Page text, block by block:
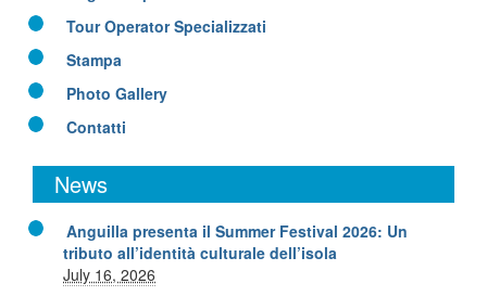
Tour Operator Specializzati
Stampa
Photo Gallery
Contatti
News
Anguilla presenta il Summer Festival 2026: Un
tributo all’identità culturale dell’isola
July 16, 2026